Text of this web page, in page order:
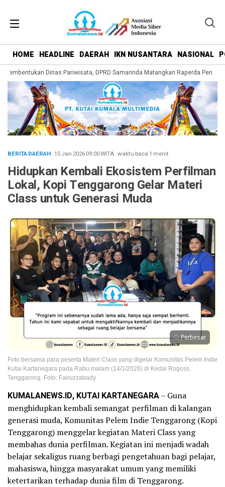
HOME HEADLINE DAERAH IKN NUSANTARA NASIONAL
Dinas Pariwisata, DPRD Samarinda Matangkan Raperda
BERITA DAERAH· 15 Jan 202609:00WITA·waktu baca 1 menit
Hidupkan Kembali Ekosistem Perfilman
Lokal, Kopi Tenggarong Gelar Materi
Class untuk Generasi Muda
Perbesar
Foto bersama para peserta Materi Class yang digelar Komunitas Pelem Indie
Kutai Kartanegara pada Rabu malam (14/1/2026) di Kedai Rogoss,
Tenggarong. Foto: Fairuzzabady
KUMALANEWS.ID, KUTAI KARTANEGARA– Guna
menghidupkan kembali semangat perfilman di kalangan
generasi muda, Komunitas Pelem Indie Tenggarong (Kopi
Tenggarong) menggelar kegiatan Materi Class yang
membahas dunia perfilman. Kegiatan ini menjadi wadah
belajar sekaligus ruang berbagi pengetahuan bagi pelajar,
mahasiswa, hingga masyarakat umum yang memiliki
ketertarikan terhadap dunia film di Tenggarong.